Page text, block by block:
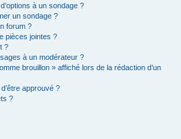
à un sondage ?
un sondage ?
forum ?
pièces jointes ?
?
à un modérateur ?
brouillon » affiché lors de la rédaction d’un
approuvé ?
?